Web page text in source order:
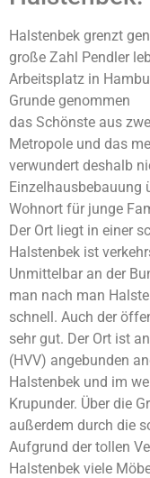
Halstenbek grenzt
große Zahl Pendler
Arbeitsplatz in
Grunde genommen
das Schönste aus
Metropole und das
verwundert deshalb
Einzelhausbebauung
Wohnort für junge
Der Ort liegt in einer
Halstenbek ist
Unmittelbar an der
man nach man
schnell. Auch der
sehr gut. Der Ort ist
(HVV) angebunden
Halstenbek und im
Krupunder. Über die
außerdem durch die
Aufgrund der tollen
Halstenbek viele